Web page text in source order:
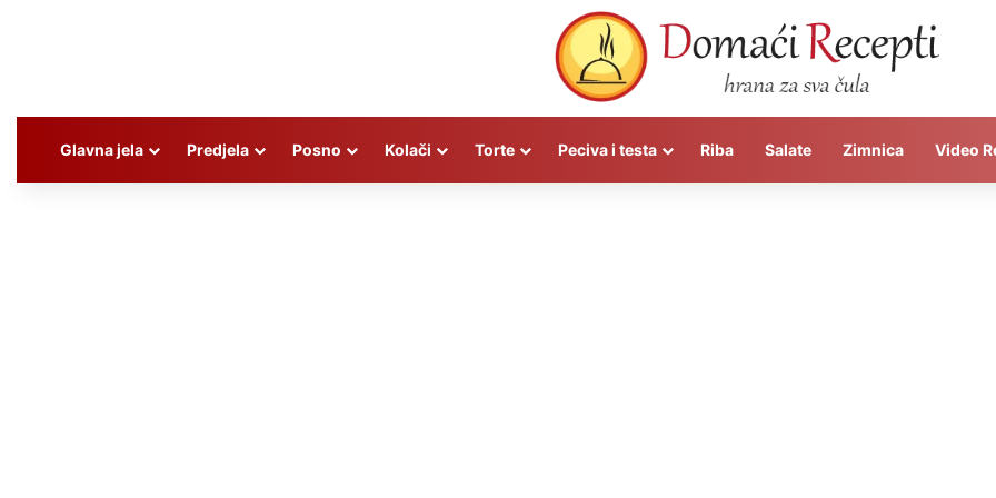
Glavna jela Predjela Posno Kolači Torte Peciva i testa Riba Salate Zimnica Video